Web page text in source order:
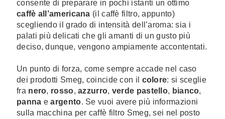
consente di preparare in pochi istanti un ottimo
caffè all’americana (il caffè filtro, appunto)
scegliendo il grado di intensità dell’aroma: sia i
palati più delicati che gli amanti di un gusto più
deciso, dunque, vengono ampiamente accontentati.
Un punto di forza, come sempre accade nel caso
dei prodotti Smeg, coincide con il colore: si sceglie
fra nero, rosso,azzurro, verde pastello, bianco,
panna eargento. Se vuoi avere più informazioni
sulla macchina per caffè filtro Smeg, sei nel posto